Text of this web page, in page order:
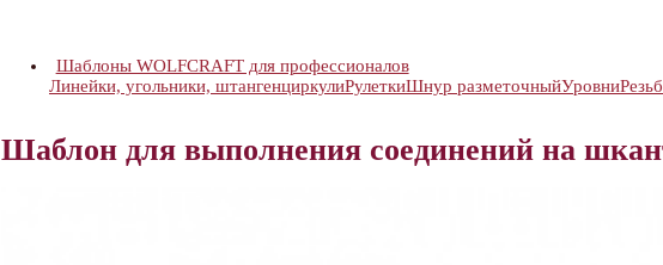
Шаблоны WOLFCRAFT для профессионалов
Линейки, угольники, штангенциркулиРулеткиШнур разметочныйУровни
Шаблон для выполнения соединений на